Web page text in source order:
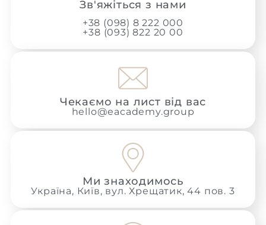
Зв'яжіться з нами
+38 (098) 8 222 000
+38 (093) 822 20 00
Чекаємо на лист від вас
hello@eacademy.group
Ми знаходимось
Україна, Київ, вул. Хрещатик, 44 пов. 3